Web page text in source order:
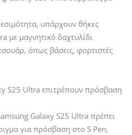
υπάρχουν θήκες
με μαγνητικό δαχτυλίδι
όπως βάσεις, φορτιστές
S25 Ultra επιτρέπουν πρόσβαση
Galaxy S25 Ultra πρέπει
για πρόσβαση στο S Pen,